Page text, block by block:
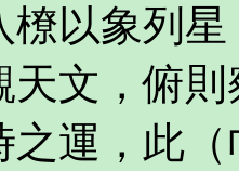
橑以象列
天文，俯
之運，此